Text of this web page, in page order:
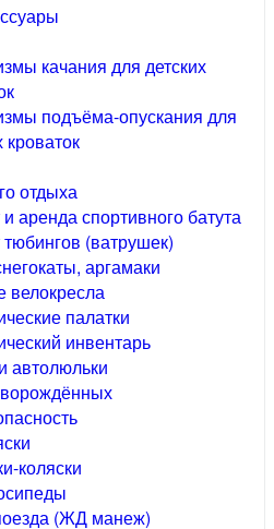
качания для детских
подъёма-опускания для
кроваток
отдыха
аренда спортивного батута
(ватрушек)
аргамаки
велокресла
палатки
инвентарь
автолюльки
коляски
(ЖД манеж)